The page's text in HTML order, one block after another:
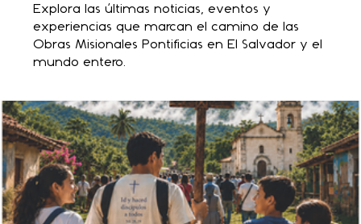
Explora las últimas noticias, eventos y
experiencias que marcan el camino de las
Obras Misionales Pontificias en El Salvador y el
mundo entero.